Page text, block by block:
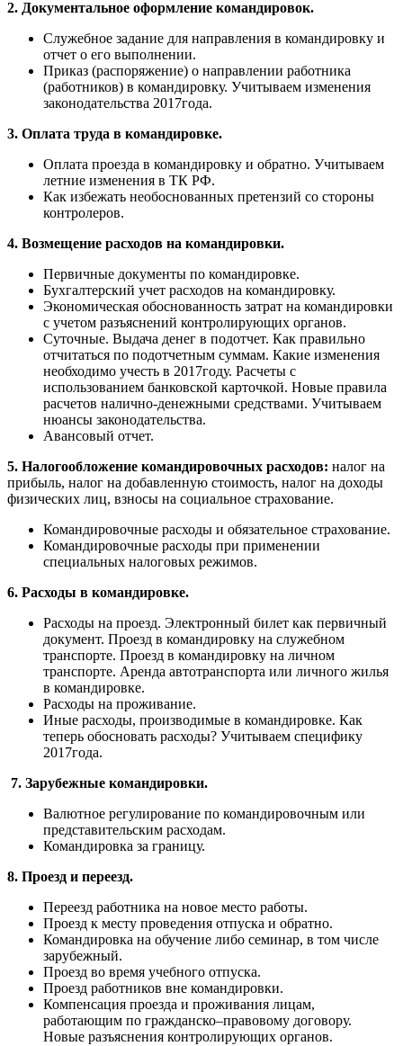
2. Документальное оформление командировок.
Служебное задание для направления в командировку и
отчет о его выполнении.
Приказ (распоряжение) о направлении работника
(работников) в командировку. Учитываем изменения
законодательства 2017года.
3. Оплата труда в командировке.
Оплата проезда в командировку и обратно. Учитываем
летние изменения в ТК РФ.
Как избежать необоснованных претензий со стороны
контролеров.
4. Возмещение расходов на командировки.
Первичные документы по командировке.
Бухгалтерский учет расходов на командировку.
Экономическая обоснованность затрат на командировки
с учетом разъяснений контролирующих органов.
Суточные. Выдача денег в подотчет. Как правильно
отчитаться по подотчетным суммам. Какие изменения
необходимо учесть в 2017году. Расчеты с
использованием банковской карточкой. Новые правила
расчетов налично-денежными средствами. Учитываем
нюансы законодательства.
Авансовый отчет.
5. Налогообложение командировочных расходов: налог на
прибыль, налог на добавленную стоимость, налог на доходы
физических лиц, взносы на социальное страхование.
Командировочные расходы и обязательное страхование.
Командировочные расходы при применении
специальных налоговых режимов.
6. Расходы в командировке.
Расходы на проезд. Электронный билет как первичный
документ. Проезд в командировку на служебном
транспорте. Проезд в командировку на личном
транспорте. Аренда автотранспорта или личного жилья
в командировке.
Расходы на проживание.
Иные расходы, производимые в командировке. Как
теперь обосновать расходы? Учитываем специфику
2017года.
7. Зарубежные командировки.
Валютное регулирование по командировочным или
представительским расходам.
Командировка за границу.
8. Проезд и переезд.
Переезд работника на новое место работы.
Проезд к месту проведения отпуска и обратно.
Командировка на обучение либо семинар, в том числе
зарубежный.
Проезд во время учебного отпуска.
Проезд работников вне командировки.
Компенсация проезда и проживания лицам,
работающим по гражданско–правовому договору.
Новые разъяснения контролирующих органов.